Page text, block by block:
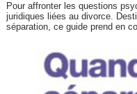
Pour affronter les questions
juridiques liées au divorce.
séparation, ce guide prend en